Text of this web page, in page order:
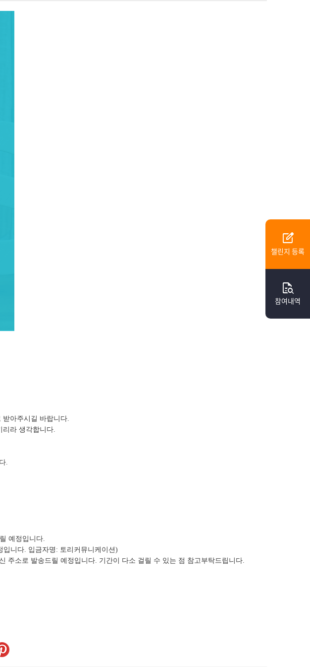
edit_square
챌린지 등록
quick_reference_all
참여내역
아주시길 바랍니다.
리라 생각합니다.
.
예정입니다.
입니다. 입금자명: 토리커뮤니케이션)
주소로 발송드릴 예정입니다. 기간이 다소 걸릴 수 있는 점 참고부탁드립니다.